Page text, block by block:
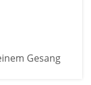
Gesang